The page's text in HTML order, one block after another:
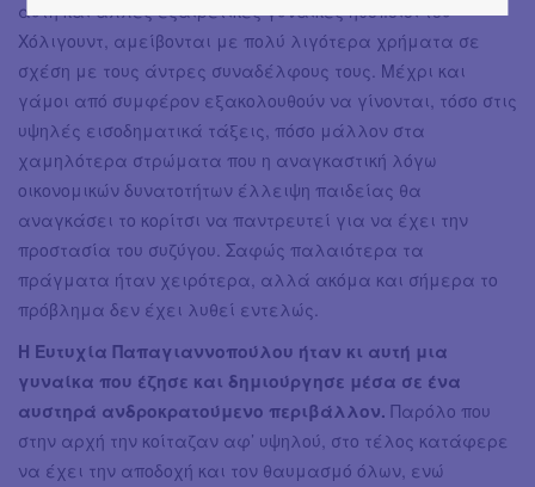
αυτή και άλλες εξαιρετικές γυναίκες ηθοποιοί του
Χόλιγουντ, αμείβονται με πολύ λιγότερα χρήματα σε
σχέση με τους άντρες συναδέλφους τους. Μέχρι και
γάμοι από συμφέρον εξακολουθούν να γίνονται, τόσο στις
υψηλές εισοδηματικά τάξεις, πόσο μάλλον στα
χαμηλότερα στρώματα που η αναγκαστική λόγω
οικονομικών δυνατοτήτων έλλειψη παιδείας θα
αναγκάσει το κορίτσι να παντρευτεί για να έχει την
προστασία του συζύγου. Σαφώς παλαιότερα τα
πράγματα ήταν χειρότερα, αλλά ακόμα και σήμερα το
πρόβλημα δεν έχει λυθεί εντελώς.
Η Ευτυχία Παπαγιαννοπούλου ήταν κι αυτή μια
γυναίκα που έζησε και δημιούργησε μέσα σε ένα
αυστηρά ανδροκρατούμενο περιβάλλον. Παρόλο που
στην αρχή την κοίταζαν αφ’ υψηλού, στο τέλος κατάφερε
να έχει την αποδοχή και τον θαυμασμό όλων, ενώ